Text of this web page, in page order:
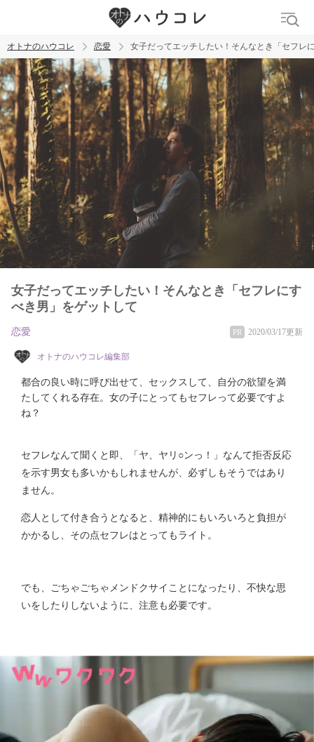
トレンド ワード
おっぱいフェチ 吸引バイブ
オトナのハウコレ 恋愛 女子だってエッチしたい！そんなとき「セフレ
女子だってエッチしたい！そんなとき「セフレにす
べき男」をゲットして
恋愛 PR 2020/03/17更新
オトナのハウコレ編集部
都合の良い時に呼び出せて、セックスして、自分の欲望を満
たしてくれる存在。女の子にとってもセフレって必要ですよ
ね？
セフレなんて聞くと即、「ヤ、ヤリ○ンっ！」なんて拒否反応
を示す男女も多いかもしれませんが、必ずしもそうではあり
ません。
恋人として付き合うとなると、精神的にもいろいろと負担が
かかるし、その点セフレはとってもライト。
でも、ごちゃごちゃメンドクサイことになったり、不快な思
いをしたりしないように、注意も必要です。